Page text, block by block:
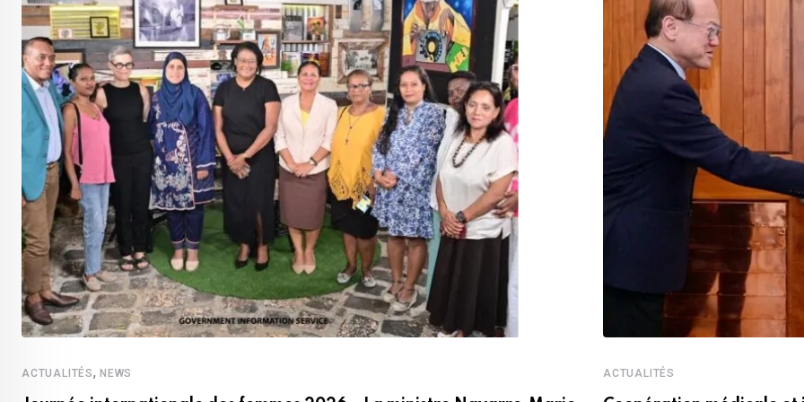
ACTUALITÉS, NEWS ACTUALITÉS